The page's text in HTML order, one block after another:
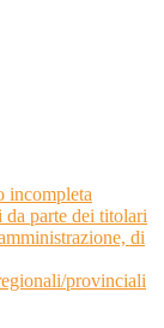
incompleta
parte dei titolari
di
provinciali